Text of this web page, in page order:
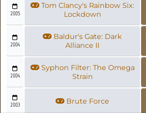
2005
Tom Clancy's Rainbow Six:
Lockdown
2004
Baldur's Gate: Dark
Alliance II
2004
Syphon Filter: The Omega
Strain
2003 Brute Force